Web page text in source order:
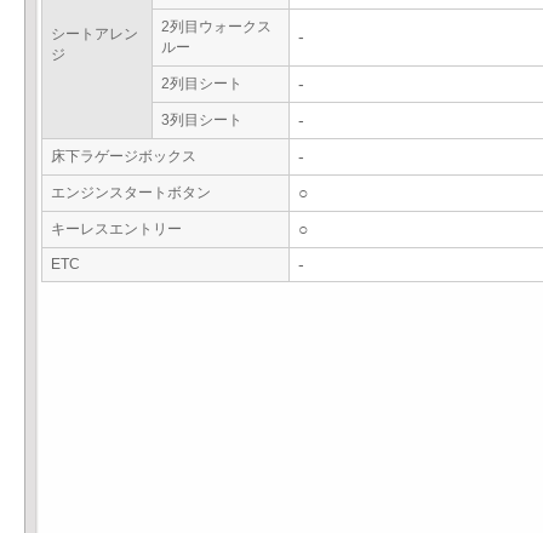
シートアレン
ジ
2列目ウォークス
ルー
-
2列目シート -
3列目シート -
床下ラゲージボックス -
エンジンスタートボタン ○
キーレスエントリー ○
ETC -